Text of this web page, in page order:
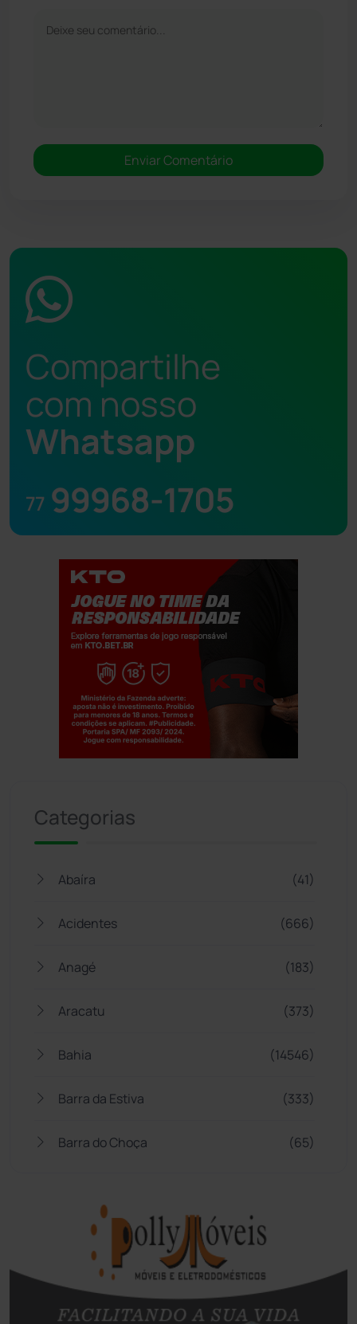
Compartilhe
com nosso
Whatsapp
77 99968-1705
Categorias
Abaíra (41)
Acidentes (666)
Anagé (183)
Aracatu (373)
Bahia (14546)
Barra da Estiva (333)
Barra do Choça (65)
Bom Jesus da Lapa
Boquira
Botuporã (73)